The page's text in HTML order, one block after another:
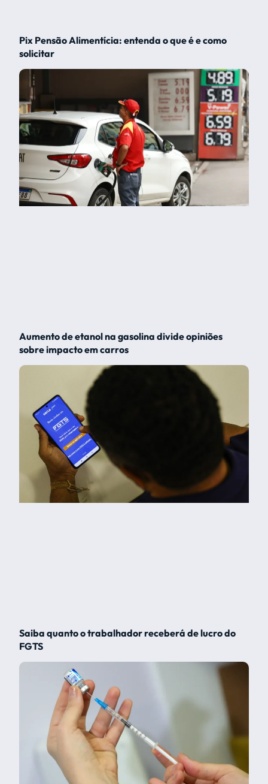
Pix Pensão Alimentícia: entenda o que é e como
solicitar
Aumento de etanol na gasolina divide opiniões
sobre impacto em carros
Saiba quanto o trabalhador receberá de lucro do
FGTS